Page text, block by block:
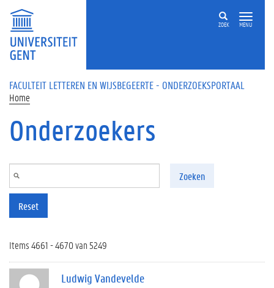
Overslaan en naar de inhoud gaan
ZOEK MENU
FACULTEIT LETTEREN EN WIJSBEGEERTE - ONDERZOEKSPORTAAL
Home
Onderzoekers
Zoeken
Reset
Items 4661 - 4670 van 5249
Ludwig Vandevelde